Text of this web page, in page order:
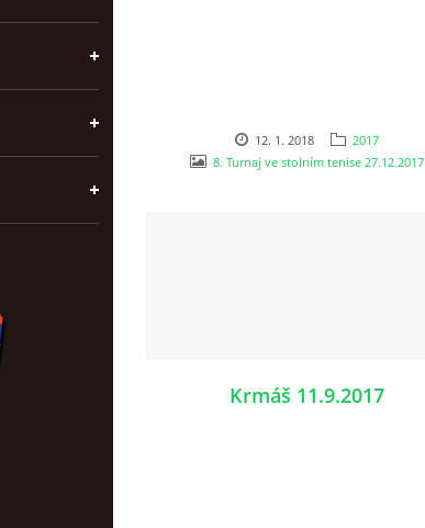
12. 1. 2018
2017
8. Turnaj ve stolním tenise 27.12.2017
Krmáš 11.9.2017